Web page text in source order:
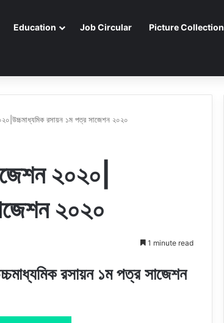
Education Job Circular Picture Collection
রসায়ন ১ম পত্র সাজেশন ২০২০
২০২০|
২০২০
1 minute read
রসায়ন ১ম পত্র সাজেশন